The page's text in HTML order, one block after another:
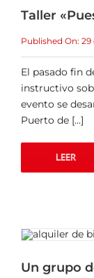
Taller
Published On: 29
El pasado fin
instructivo
evento se
Puerto de [...]
LEER
Un grupo